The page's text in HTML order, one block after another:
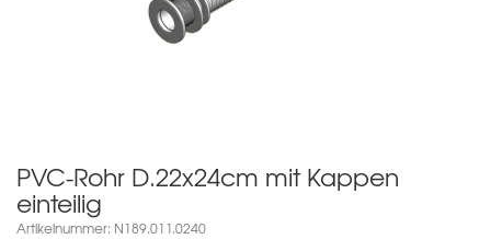
PVC-Rohr D.22x24cm mit Kappen
einteilig
Artikelnummer: N189.011.0240